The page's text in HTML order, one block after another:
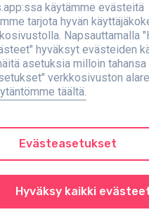
on sovellus, jonka on kehittänyt
Monipuolinen tiimi ja
3D-kokemuksen, jossa
vastasyntyneiden hoidosta.
suuri suosio 180 markkinoilla.
on rekisteröity tavaramerkki
2025 Stroller AB.
käytämme evästeitä
tarjota hyvän
Napsauttamalla
hyväksyt evästeiden
asetuksia milloin tahansa
verkkosivuston
täältä.
Evästeasetukset
Hyväksy kaikki